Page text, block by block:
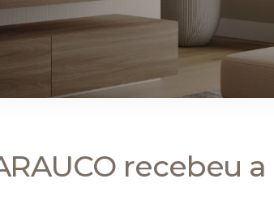
ARAUCO FLORESTAL
recebeu a